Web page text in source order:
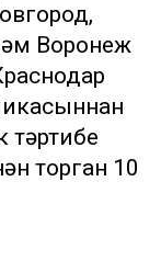
Воронеж
торган 10